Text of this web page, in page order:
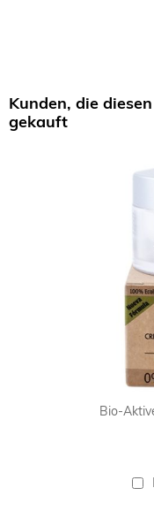
Kunden, die
gekauft
Bio-